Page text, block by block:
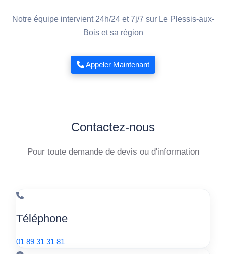
Notre équipe intervient 24h/24 et 7j/7 sur Le Plessis-aux-
Bois et sa région
Appeler Maintenant
Contactez-nous
Pour toute demande de devis ou d'information
Téléphone
01 89 31 31 81